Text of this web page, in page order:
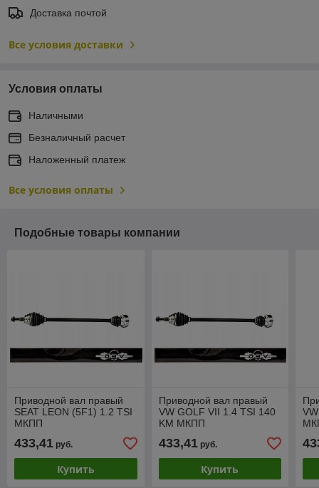
Доставка почтой
Все условия доставки
Условия оплаты
Наличными
Безналичный расчет
Наложенный платеж
Все условия оплаты
Подобные товары компании
Приводной вал правый
SEAT LEON (5F1) 1.2 TSI
МКПП
433,41 руб.
Купить
Приводной вал правый
VW GOLF VII 1.4 TSI 140
KM МКПП
433,41руб.
Купить